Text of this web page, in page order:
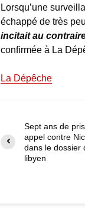
Lorsqu’une
échappé de très
incitait au
confirmée à La
La Dépêche
Sept ans de
appel contre
dans le dossier
libyen